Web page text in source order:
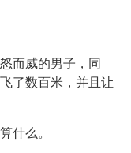
而威的男子，同
了数百米，并且让
什么。